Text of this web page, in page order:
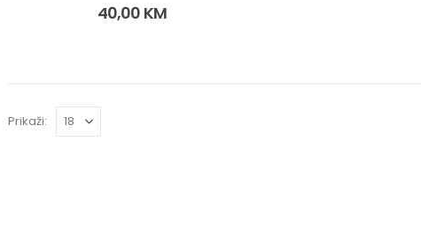
40,00 KM
Prikaži: